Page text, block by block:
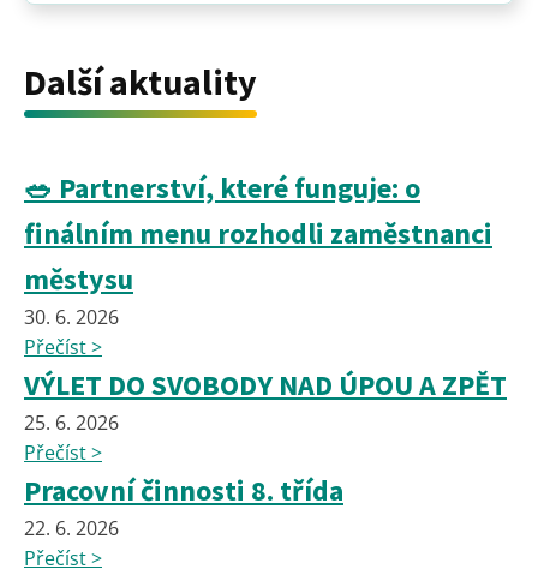
Další aktuality
🥗 Partnerství, které funguje: o
finálním menu rozhodli zaměstnanci
městysu
30. 6. 2026
Přečíst >
VÝLET DO SVOBODY NAD ÚPOU A ZPĚT
25. 6. 2026
Přečíst >
Pracovní činnosti 8. třída
22. 6. 2026
Přečíst >